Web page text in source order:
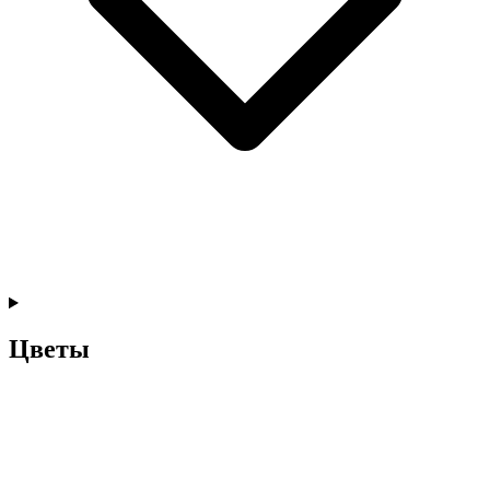
Цветы